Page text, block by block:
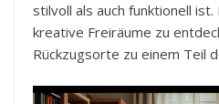
stilvoll als auch funktionell
kreative Freiräume zu
Rückzugsorte zu einem Teil